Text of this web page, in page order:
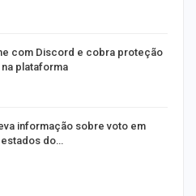
com Discord e cobra proteção
plataforma
informação sobre voto em
do…